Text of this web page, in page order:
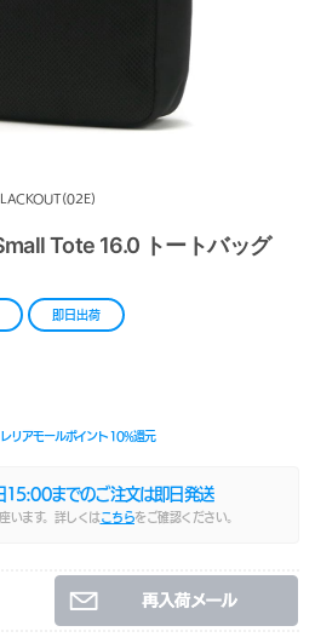
Tote 16.0 トートバッグ
即日出荷
リアモールポイント 10%還元
15:00までのご注文は即日発送
います。詳しくは こちらをご確認ください。